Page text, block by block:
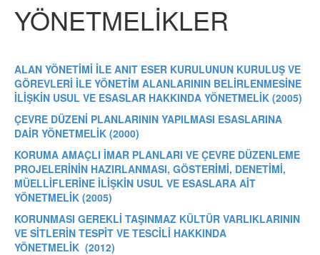
YÖNETMELİKLER
ALAN YÖNETİMİ İLE ANIT ESER KURULUNUN KURULUŞ VE
GÖREVLERİ İLE YÖNETİM ALANLARININ BELİRLENMESİNE
İLİŞKİN USUL VE ESASLAR HAKKINDA YÖNETMELİK (2005)
ÇEVRE DÜZENİ PLANLARININ YAPILMASI ESASLARINA
DAİR YÖNETMELİK (2000)
KORUMA AMAÇLI İMAR PLANLARI VE ÇEVRE DÜZENLEME
PROJELERİNİN HAZIRLANMASI, GÖSTERİMİ, DENETİMİ,
MÜELLİFLERİNE İLİŞKİN USUL VE ESASLARA AİT
YÖNETMELİK (2005)
KORUNMASI GEREKLİ TAŞINMAZ KÜLTÜR VARLIKLARININ
VE SİTLERİN TESPİT VE TESCİLİ HAKKINDA
YÖNETMELİK (2012)